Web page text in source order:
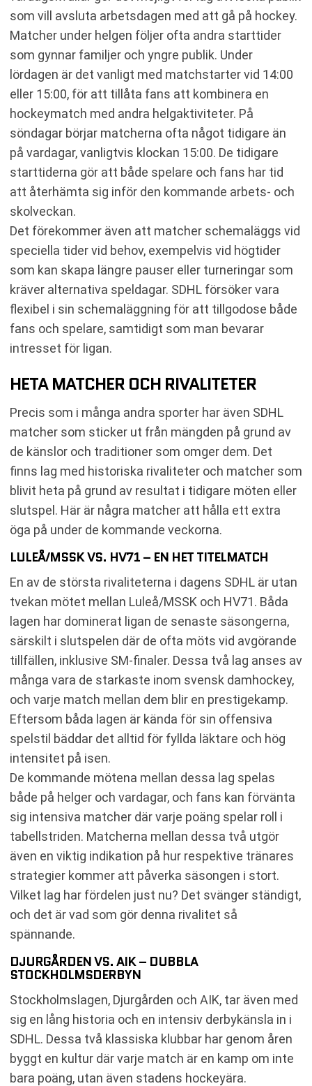
som vill avsluta arbetsdagen med att gå på hockey.
Matcher under helgen följer ofta andra starttider
som gynnar familjer och yngre publik. Under
lördagen är det vanligt med matchstarter vid 14:00
eller 15:00, för att tillåta fans att kombinera en
hockeymatch med andra helgaktiviteter. På
söndagar börjar matcherna ofta något tidigare än
på vardagar, vanligtvis klockan 15:00. De tidigare
starttiderna gör att både spelare och fans har tid
att återhämta sig inför den kommande arbets- och
skolveckan.
Det förekommer även att matcher schemaläggs vid
speciella tider vid behov, exempelvis vid högtider
som kan skapa längre pauser eller turneringar som
kräver alternativa speldagar. SDHL försöker vara
flexibel i sin schemaläggning för att tillgodose både
fans och spelare, samtidigt som man bevarar
intresset för ligan.
HETA MATCHER OCH RIVALITETER
Precis som i många andra sporter har även SDHL
matcher som sticker ut från mängden på grund av
de känslor och traditioner som omger dem. Det
finns lag med historiska rivaliteter och matcher som
blivit heta på grund av resultat i tidigare möten eller
slutspel. Här är några matcher att hålla ett extra
öga på under de kommande veckorna.
LULEÅ/MSSK VS. HV71 – EN HET TITELMATCH
En av de största rivaliteterna i dagens SDHL är utan
tvekan mötet mellan Luleå/MSSK och HV71. Båda
lagen har dominerat ligan de senaste säsongerna,
särskilt i slutspelen där de ofta möts vid avgörande
tillfällen, inklusive SM-finaler. Dessa två lag anses av
många vara de starkaste inom svensk damhockey,
och varje match mellan dem blir en prestigekamp.
Eftersom båda lagen är kända för sin offensiva
spelstil bäddar det alltid för fyllda läktare och hög
intensitet på isen.
De kommande mötena mellan dessa lag spelas
både på helger och vardagar, och fans kan förvänta
sig intensiva matcher där varje poäng spelar roll i
tabellstriden. Matcherna mellan dessa två utgör
även en viktig indikation på hur respektive tränares
strategier kommer att påverka säsongen i stort.
Vilket lag har fördelen just nu? Det svänger ständigt,
och det är vad som gör denna rivalitet så
spännande.
DJURGÅRDEN VS. AIK – DUBBLA
STOCKHOLMSDERBYN
Stockholmslagen, Djurgården och AIK, tar även med
sig en lång historia och en intensiv derbykänsla in i
SDHL. Dessa två klassiska klubbar har genom åren
byggt en kultur där varje match är en kamp om inte
bara poäng, utan även stadens hockeyära.